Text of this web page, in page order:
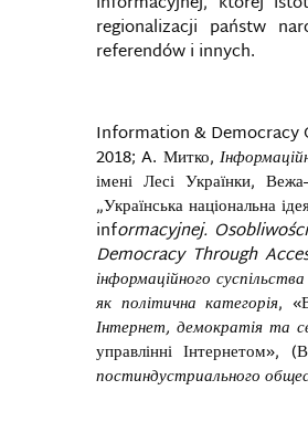
regionalizacji państw
referendów i innych.
Information & Democracy
2018; A. Митко,
імені Лесі Українки,
„Українська національна
informacyjnej.
Democracy Through
інформаційного
як політична категорія,
Інтернет, демократія та
управлінні Інтернетом»,
постиндустриального